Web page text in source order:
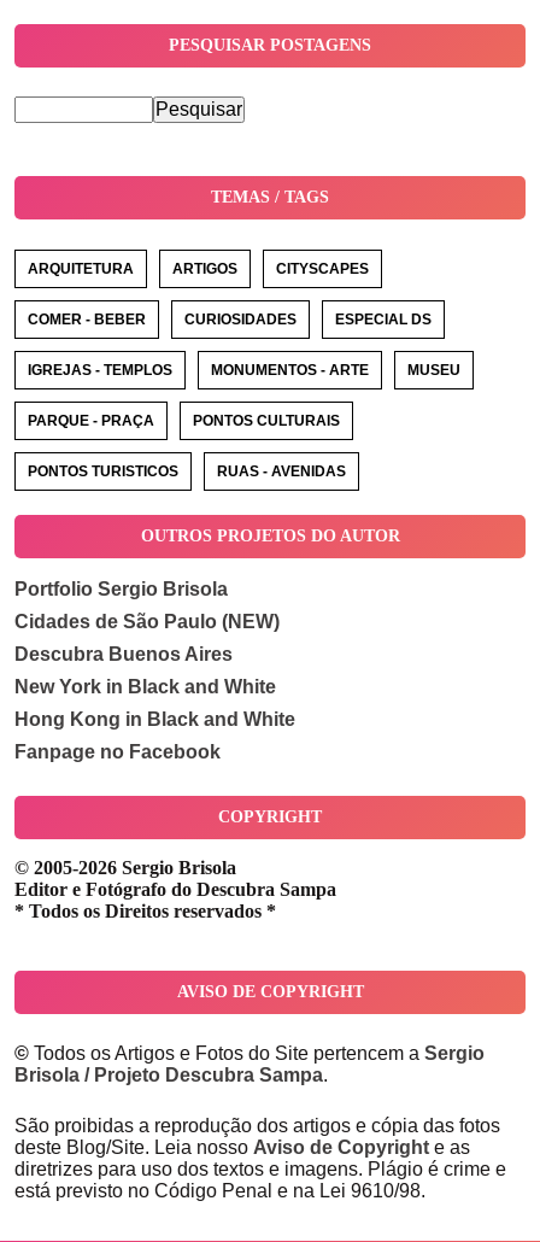
PESQUISAR POSTAGENS
TEMAS / TAGS
ARQUITETURA ARTIGOS CITYSCAPES
COMER - BEBER CURIOSIDADES ESPECIAL DS
IGREJAS - TEMPLOS MONUMENTOS - ARTE MUSEU
PARQUE - PRAÇA PONTOS CULTURAIS
PONTOS TURISTICOS RUAS - AVENIDAS
OUTROS PROJETOS DO AUTOR
Portfolio Sergio Brisola
Cidades de São Paulo (NEW)
Descubra Buenos Aires
New York in Black and White
Hong Kong in Black and White
Fanpage no Facebook
COPYRIGHT
© 2005-2026 Sergio Brisola
Editor e Fotógrafo do Descubra Sampa
* Todos os Direitos reservados *
AVISO DE COPYRIGHT
© Todos os Artigos e Fotos do Site pertencem a Sergio
Brisola / Projeto Descubra Sampa.
São proibidas a reprodução dos artigos e cópia das fotos
deste Blog/Site. Leia nosso Aviso de Copyright e as
diretrizes para uso dos textos e imagens. Plágio é crime e
está previsto no Código Penal e na Lei 9610/98.